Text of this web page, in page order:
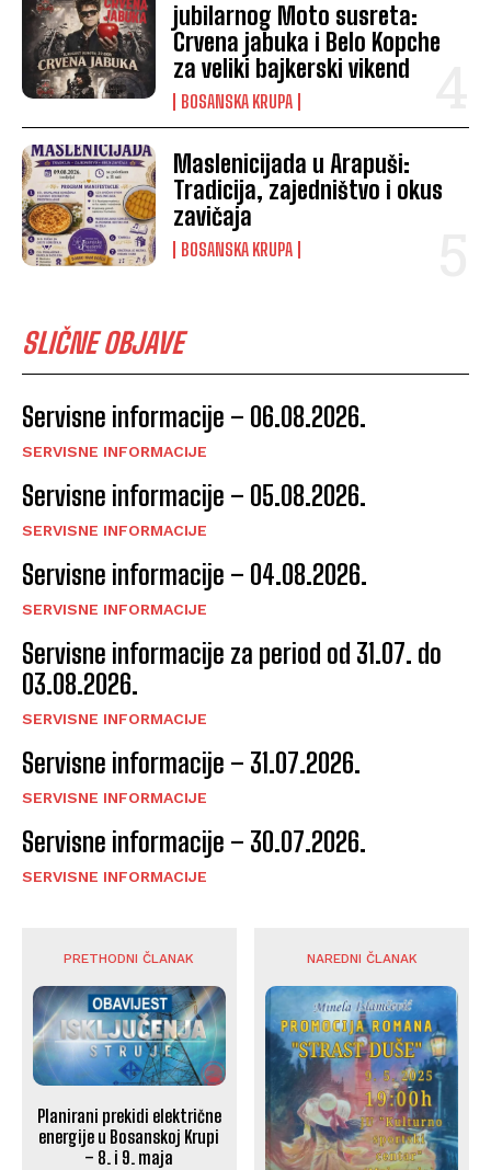
jubilarnog Moto susreta:
Crvena jabuka i Belo Kopche
za veliki bajkerski vikend
BOSANSKA KRUPA
Maslenicijada u Arapuši:
Tradicija, zajedništvo i okus
zavičaja
BOSANSKA KRUPA
SLIČNE OBJAVE
Servisne informacije – 06.08.2026.
SERVISNE INFORMACIJE
Servisne informacije – 05.08.2026.
SERVISNE INFORMACIJE
Servisne informacije – 04.08.2026.
SERVISNE INFORMACIJE
Servisne informacije za period od 31.07. do
03.08.2026.
SERVISNE INFORMACIJE
Servisne informacije – 31.07.2026.
SERVISNE INFORMACIJE
Servisne informacije – 30.07.2026.
SERVISNE INFORMACIJE
PRETHODNI ČLANAK
Planirani prekidi električne
energije u Bosanskoj Krupi
– 8. i 9. maja
NAREDNI ČLANAK